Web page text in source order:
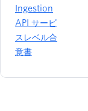
Ingestion
API サービ
スレベル合
意書